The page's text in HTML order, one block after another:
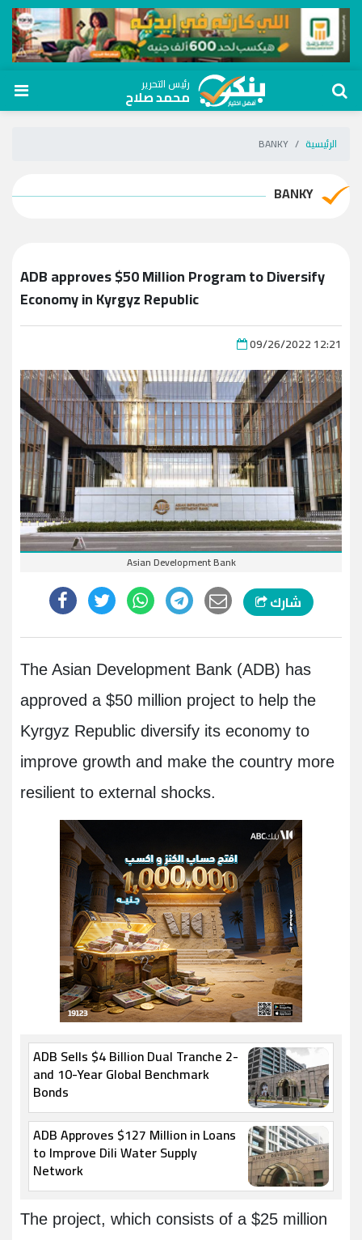
رئيس التحرير
محمد صلاح
الرئيسية BANKY
BANKY
ADB approves $50 Million Program to Diversify
Economy in Kyrgyz Republic
09/26/2022 12:21
Asian Development Bank
شارك
The Asian Development Bank (ADB) has
approved a $50 million project to help the
Kyrgyz Republic diversify its economy to
improve growth and make the country more
resilient to external shocks.
ADB Sells $4 Billion Dual Tranche 2-
and 10-Year Global Benchmark
Bonds
ADB Approves $127 Million in Loans
to Improve Dili Water Supply
Network
The project, which consists of a $25 million